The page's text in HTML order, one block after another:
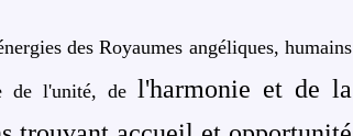
des Royaumes angéliques, humains
de l'unité, de l'harmonie et de la